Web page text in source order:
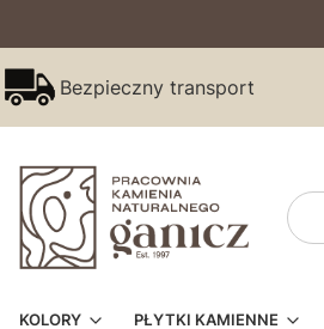
Bezpieczny transport
KOLORY PŁYTKI KAMIENNE